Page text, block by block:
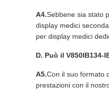
A4.Sebbene sia stato
display medici
per display medici
D. Può il
A5.Con il suo formato
prestazioni con il